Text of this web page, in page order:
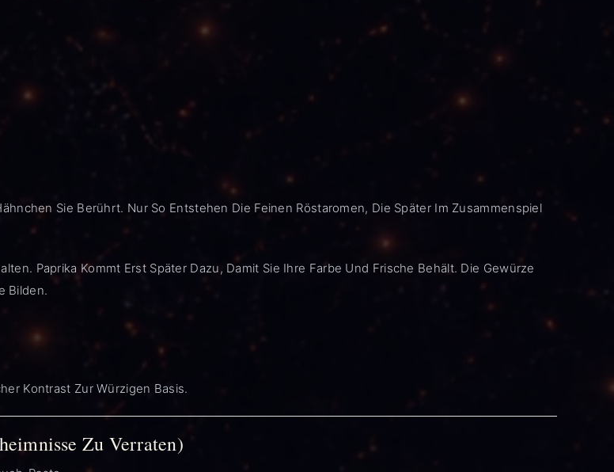
Sie Berührt. Nur So Entstehen Die Feinen Röstaromen, Die Später Im Zusammenspiel
Paprika Kommt Erst Später Dazu, Damit Sie Ihre Farbe Und Frische Behält. Die Gewürze
Bilden.
Kontrast Zur Würzigen Basis.
Zu Verraten)